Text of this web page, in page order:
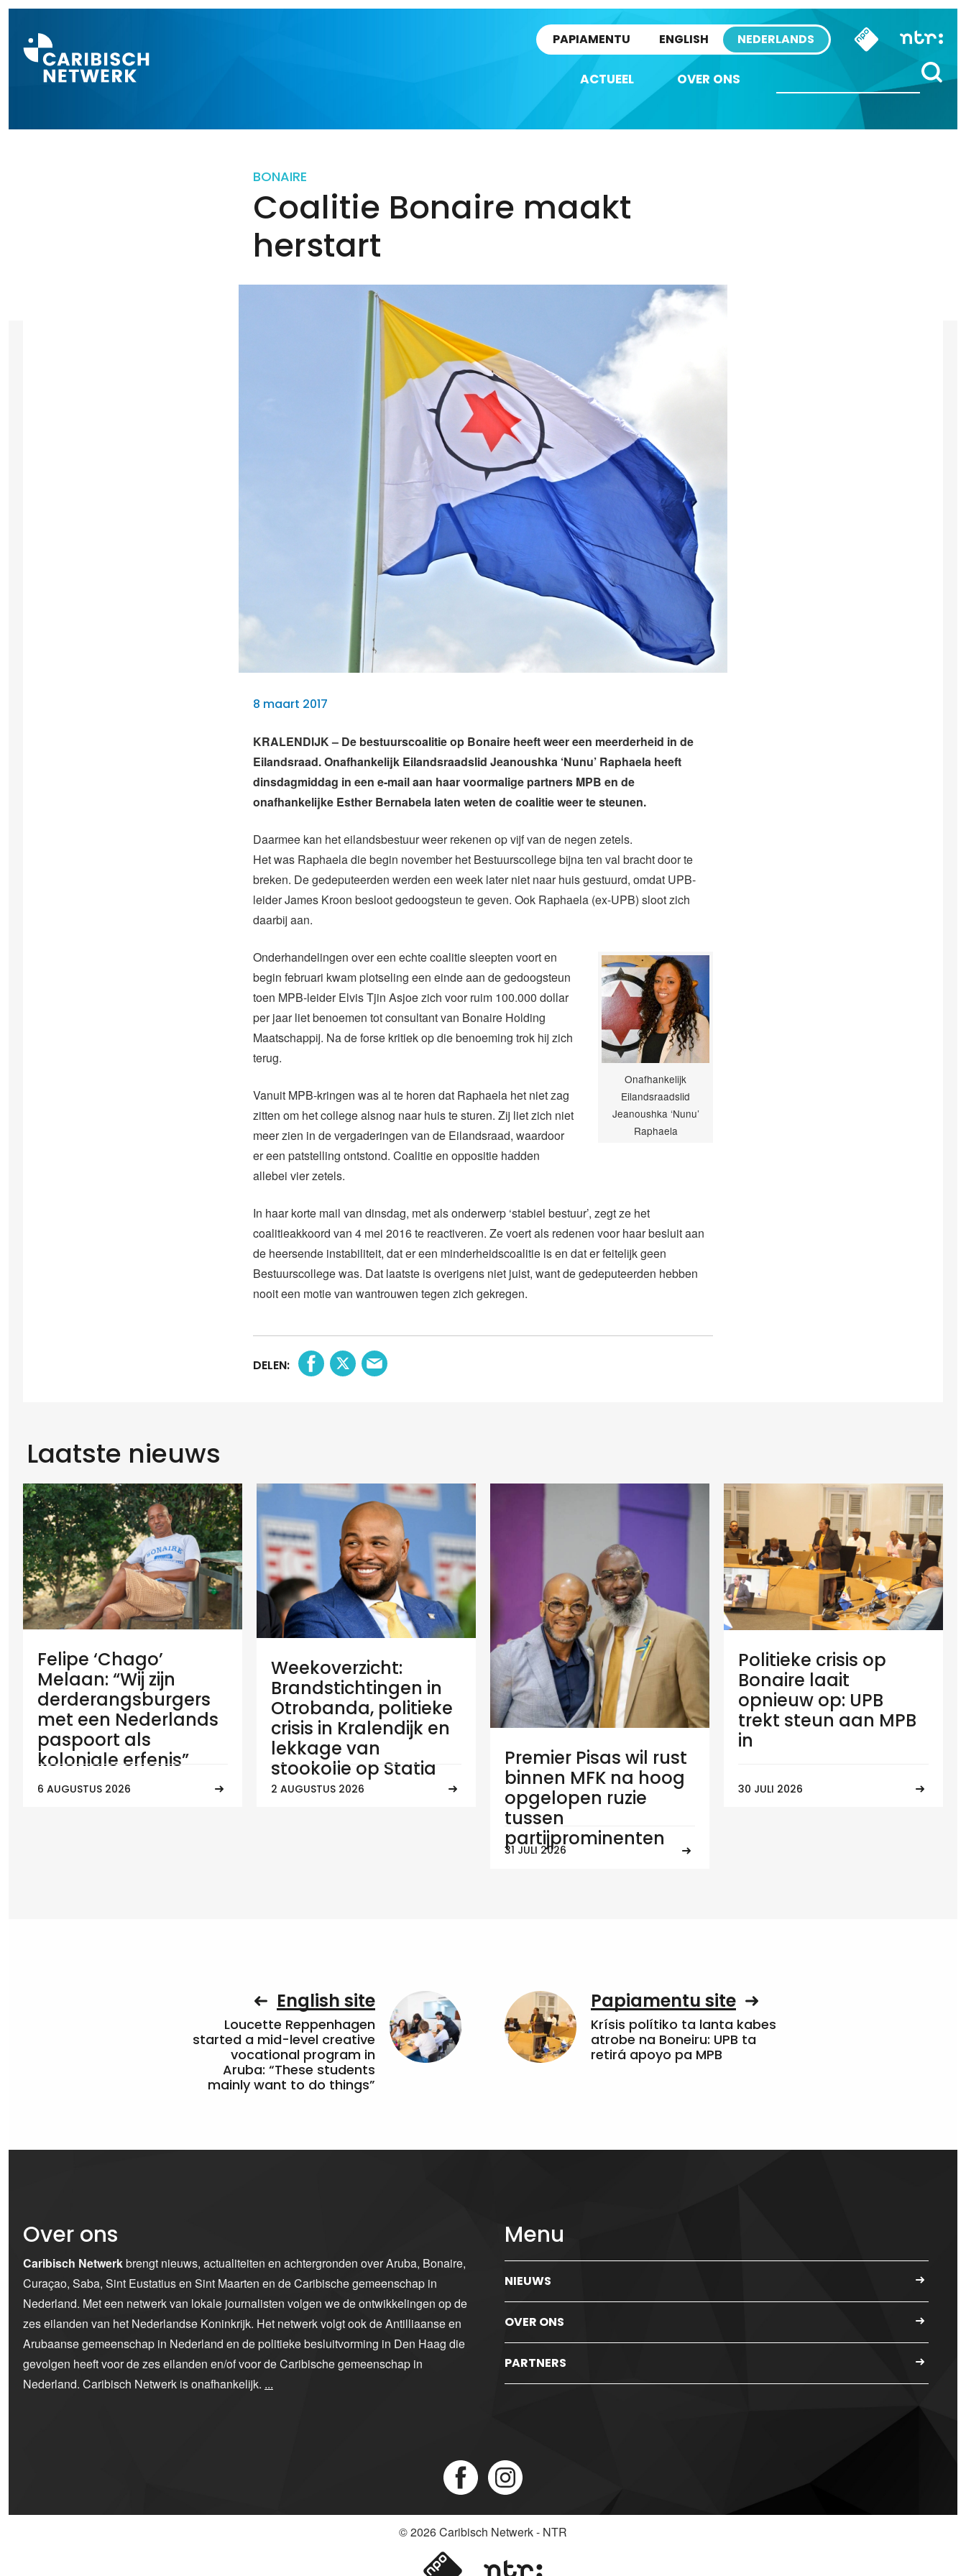
PAPIAMENTU ENGLISH NEDERLANDS
ACTUEEL OVER ONS
BONAIRE
Coalitie Bonaire maakt
herstart
8 maart 2017
KRALENDIJK – De bestuurscoalitie op Bonaire heeft weer een meerderheid in de
Eilandsraad. Onafhankelijk Eilandsraadslid Jeanoushka ‘Nunu’ Raphaela heeft
dinsdagmiddag in een e-mail aan haar voormalige partners MPB en de
onafhankelijke Esther Bernabela laten weten de coalitie weer te steunen.
Daarmee kan het eilandsbestuur weer rekenen op vijf van de negen zetels.
Het was Raphaela die begin november het Bestuurscollege bijna ten val bracht door te
breken. De gedeputeerden werden een week later niet naar huis gestuurd, omdat UPB-
leider James Kroon besloot gedoogsteun te geven. Ook Raphaela (ex-UPB) sloot zich
daarbij aan.
Onafhankelijk
Eilandsraadslid
Jeanoushka ‘Nunu’
Raphaela
Onderhandelingen over een echte coalitie sleepten voort en
begin februari kwam plotseling een einde aan de gedoogsteun
toen MPB-leider Elvis Tjin Asjoe zich voor ruim 100.000 dollar
per jaar liet benoemen tot consultant van Bonaire Holding
Maatschappij. Na de forse kritiek op die benoeming trok hij zich
terug.
Vanuit MPB-kringen was al te horen dat Raphaela het niet zag
zitten om het college alsnog naar huis te sturen. Zij liet zich niet
meer zien in de vergaderingen van de Eilandsraad, waardoor
er een patstelling ontstond. Coalitie en oppositie hadden
allebei vier zetels.
In haar korte mail van dinsdag, met als onderwerp ‘stabiel bestuur’, zegt ze het
coalitieakkoord van 4 mei 2016 te reactiveren. Ze voert als redenen voor haar besluit aan
de heersende instabiliteit, dat er een minderheidscoalitie is en dat er feitelijk geen
Bestuurscollege was. Dat laatste is overigens niet juist, want de gedeputeerden hebben
nooit een motie van wantrouwen tegen zich gekregen.
DELEN:
Laatste nieuws
Felipe ‘Chago’
Melaan: “Wij zijn
derderangsburgers
met een Nederlands
paspoort als
koloniale erfenis”
6 AUGUSTUS 2026
Weekoverzicht:
Brandstichtingen in
Otrobanda, politieke
crisis in Kralendijk en
lekkage van
stookolie op Statia
2 AUGUSTUS 2026
Premier Pisas wil rust
binnen MFK na hoog
opgelopen ruzie
tussen
partijprominenten
31 JULI 2026
Politieke crisis op
Bonaire laait
opnieuw op: UPB
trekt steun aan MPB
in
30 JULI 2026
English site
Loucette Reppenhagen
started a mid-level creative
vocational program in
Aruba: “These students
mainly want to do things”
Papiamentu site
Krísis polítiko ta lanta kabes
atrobe na Boneiru: UPB ta
retirá apoyo pa MPB
Over ons
Caribisch Netwerkbrengt nieuws, actualiteiten en achtergronden over Aruba, Bonaire,
Curaçao, Saba, Sint Eustatius en Sint Maarten en de Caribische gemeenschap in
Nederland. Met een netwerk van lokale journalisten volgen we de ontwikkelingen op de
zes eilanden van het Nederlandse Koninkrijk. Het netwerk volgt ook de Antilliaanse en
Arubaanse gemeenschap in Nederland en de politieke besluitvorming in Den Haag die
gevolgen heeft voor de zes eilanden en/of voor de Caribische gemeenschap in
Nederland. Caribisch Netwerk is onafhankelijk. ...
Menu
NIEUWS
OVER ONS
PARTNERS
© 2026Caribisch Netwerk - NTR